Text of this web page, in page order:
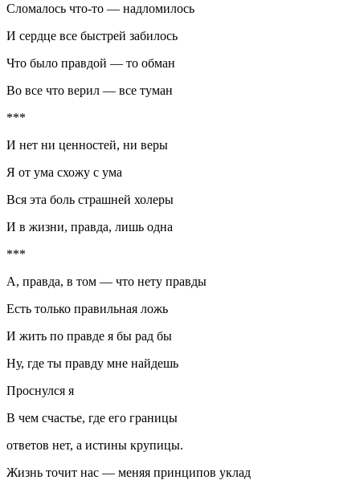
Сломалось что-то — надломилось
И сердце все быстрей забилось
Что было правдой — то обман
Во все что верил — все туман
***
И нет ни ценностей, ни веры
Я от ума схожу с ума
Вся эта боль страшней холеры
И в жизни, правда, лишь одна
***
А, правда, в том — что нету правды
Есть только правильная ложь
И жить по правде я бы рад бы
Ну, где ты правду мне найдешь
Проснулся я
В чем счастье, где его границы
ответов нет, а истины крупицы.
Жизнь точит нас — меняя принципов уклад